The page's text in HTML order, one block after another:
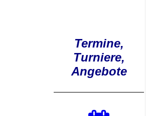
Termine,
Turniere,
Angebote